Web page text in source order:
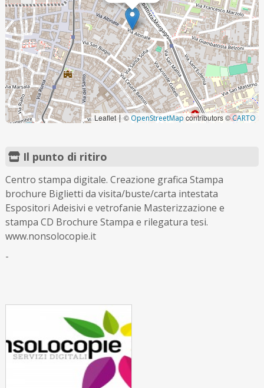
Leaflet|© OpenStreetMap contributors ©CARTO
Il punto di ritiro
Centro stampa digitale. Creazione grafica Stampa
brochure Biglietti da visita/buste/carta intestata
Espositori Adeisivi e vetrofanie Masterizzazione e
stampa CD Brochure Stampa e rilegatura tesi.
www.nonsolocopie.it
-